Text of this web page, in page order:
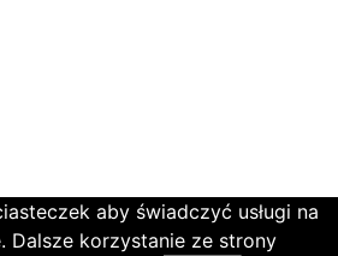
aby świadczyć usługi na
Dalsze korzystanie ze strony